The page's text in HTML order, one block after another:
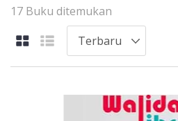
17 Buku ditemukan